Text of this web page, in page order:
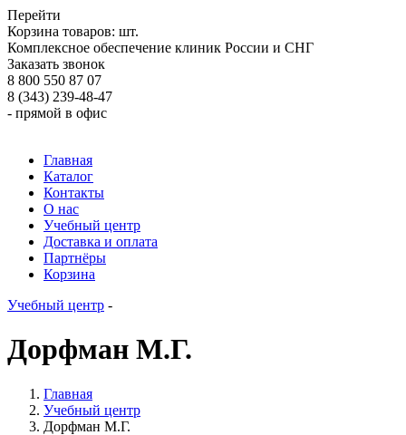
Перейти
Корзина товаров: шт.
Комплексное обеспечение клиник России и СНГ
Заказать звонок
8 800 550 87 07
8 (343) 239-48-47
- прямой в офис
Главная
Каталог
Контакты
О нас
Учебный центр
Доставка и оплата
Партнёры
Корзина
Учебный центр -
Дорфман М.Г.
Главная
Учебный центр
Дорфман М.Г.